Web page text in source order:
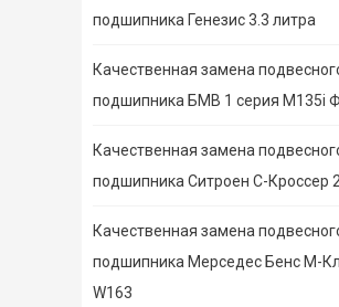
подшипника Генезис 3.3 литра
Качественная замена
подшипника БМВ 1 серия M135i
Качественная замена
подшипника Ситроен С-Кроссер
Качественная замена
подшипника Мерседес Бенс М-
W163